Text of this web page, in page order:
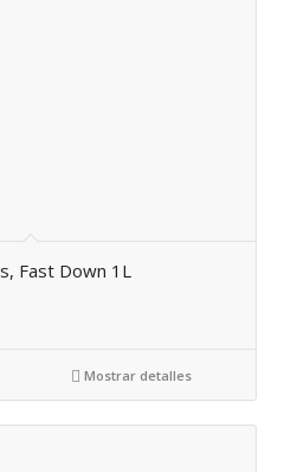
Fast Down 1L
Mostrar detalles